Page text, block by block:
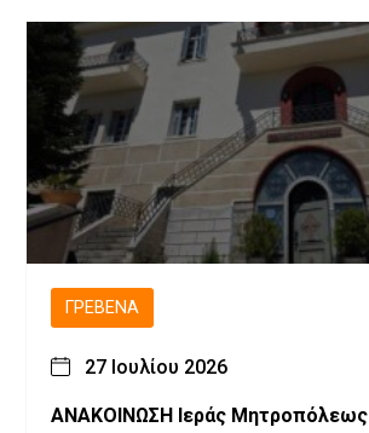
ΓΡΕΒΕΝΆ
27 Ιουλίου 2026
ΑΝΑΚΟΙΝΩΣΗ Ιεράς Μητροπόλεως